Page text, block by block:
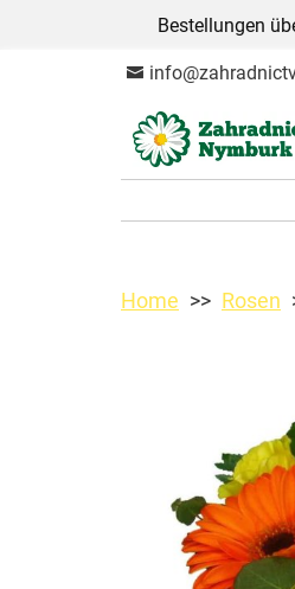
Bestellungen
Home Rosen